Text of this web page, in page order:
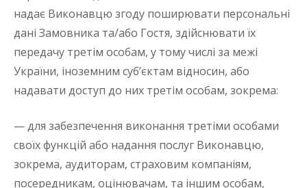
надає Виконавцю згоду поширювати персональні
дані Замовника та/або Гостя, здійснювати їх
передачу третім особам, у тому числі за межі
України, іноземним суб’єктам відносин, або
надавати доступ до них третім особам, зокрема:
— для забезпечення виконання третіми особами
своїх функцій або надання послуг Виконавцю,
зокрема, аудиторам, страховим компаніям,
посередникам, оцінювачам, та іншим особам,